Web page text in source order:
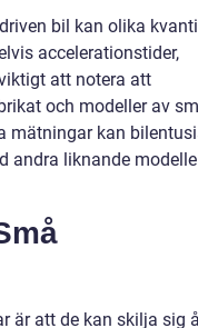
bil kan olika
accelerationstider,
att notera att
och modeller av
mätningar kan
andra liknande
är att de kan skilja sig